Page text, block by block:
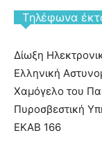
Tηλέφωνα
Δίωξη
Ελληνική
Χαμόγελο του
Πυροσβεστική
ΕΚΑΒ 166